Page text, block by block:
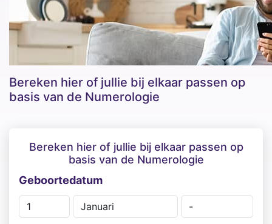
Bereken hier of jullie bij elkaar passen op
basis van de Numerologie
Bereken hier of jullie bij elkaar passen op
basis van de Numerologie
Geboortedatum